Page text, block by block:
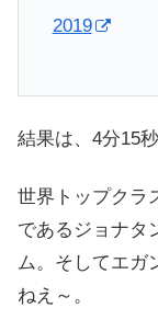
2019
結果は、4分15
世界トップクラ
であるジョナタ
ム。そしてエガ
ねえ～。